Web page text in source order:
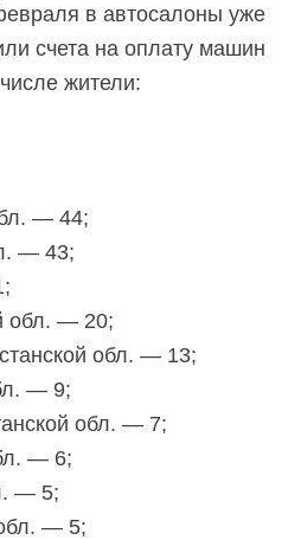
в автосалоны уже
счета на оплату машин
жители:
— 44;
— 43;
обл. — 20;
обл. — 13;
— 9;
обл. — 7;
— 6;
— 5;
— 5;